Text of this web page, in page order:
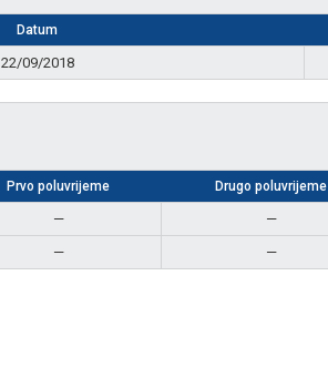
Datum
22/09/2018
Prvo poluvrijeme Drugo poluvrijeme
— —
— —